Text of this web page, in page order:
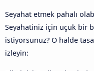
Seyahat etmek pahalı
Seyahatiniz için uçuk bir
istiyorsunuz? O halde
izleyin: